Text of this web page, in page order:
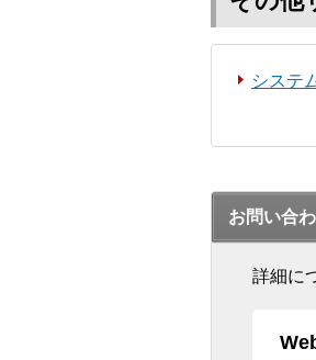
システ
お問い合
詳細に